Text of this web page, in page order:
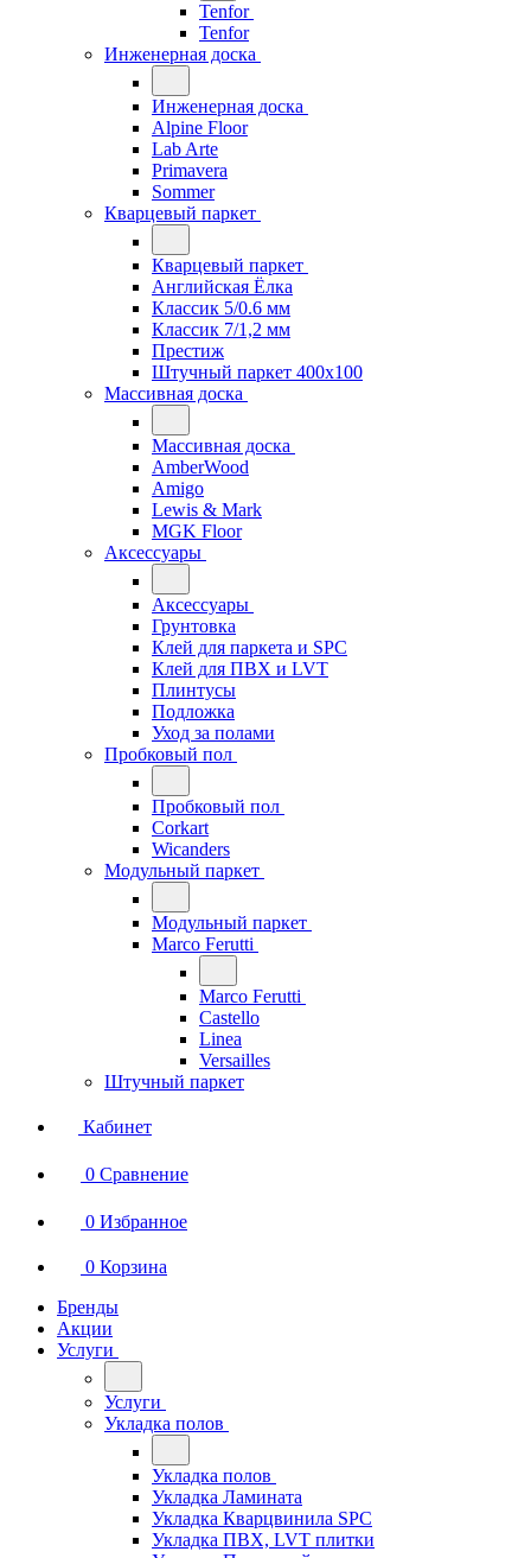
Tenfor
Tenfor
Инженерная доска
Инженерная доска
Alpine Floor
Lab Arte
Primavera
Sommer
Кварцевый паркет
Кварцевый паркет
Английская Ёлка
Классик 5/0.6 мм
Классик 7/1,2 мм
Престиж
Штучный паркет 400x100
Массивная доска
Массивная доска
AmberWood
Amigo
Lewis & Mark
MGK Floor
Аксессуары
Аксессуары
Грунтовка
Клей для паркета и SPC
Клей для ПВХ и LVT
Плинтусы
Подложка
Уход за полами
Пробковый пол
Пробковый пол
Corkart
Wicanders
Модульный паркет
Модульный паркет
Marco Ferutti
Marco Ferutti
Castello
Linea
Versailles
Штучный паркет
Кабинет
0 Сравнение
0 Избранное
0 Корзина
Бренды
Акции
Услуги
Услуги
Укладка полов
Укладка полов
Укладка Ламината
Укладка Кварцвинила SPC
Укладка ПВХ, LVT плитки